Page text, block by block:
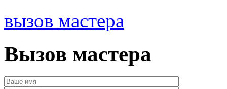
вызов мастера
Вызов мастера